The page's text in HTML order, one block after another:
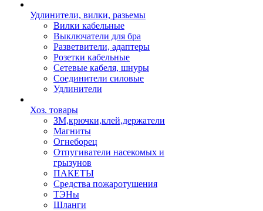
Удлинители, вилки, разьемы
Вилки кабельные
Выключатели для бра
Разветвители, адаптеры
Розетки кабельные
Сетевые кабеля, шнуры
Соединители силовые
Удлинители
Хоз. товары
ЗМ,крючки,клей,держатели
Магниты
Огнеборец
Отпугиватели насекомых и
грызунов
ПАКЕТЫ
Средства пожаротушения
ТЭНы
Шланги